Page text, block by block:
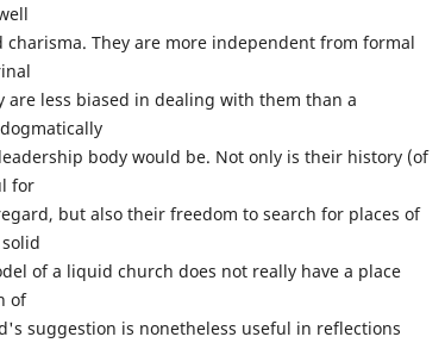
charisma. They are more independent from formal
are less biased in dealing with them than a
body would be. Not only is their history (of
for
but also their freedom to search for places of
of a liquid church does not really have a place
of
suggestion is nonetheless useful in reflections